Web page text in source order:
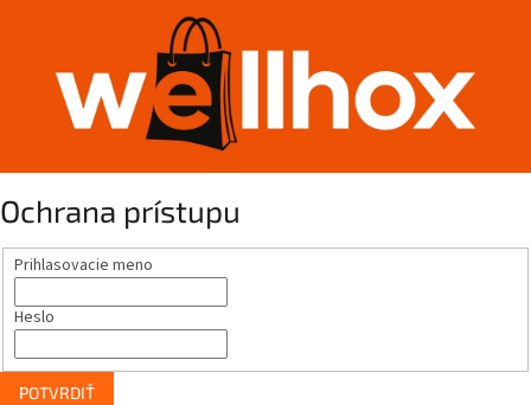
Ochrana prístupu
Prihlasovacie meno
Heslo
POTVRDIŤ